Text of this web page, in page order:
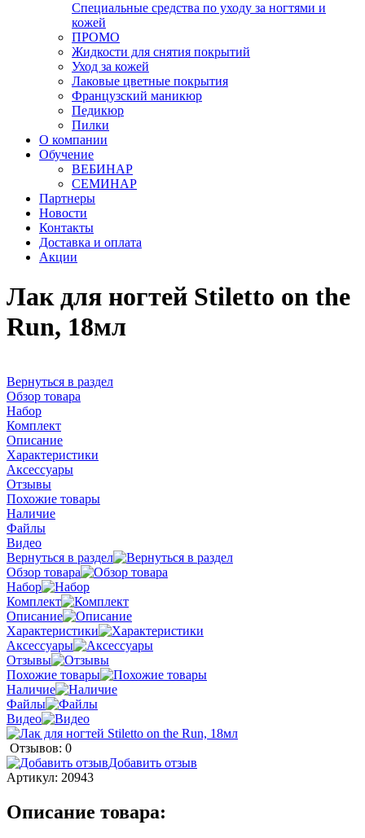
Специальные средства по уходу за ногтями и
кожей
ПРОМО
Жидкости для снятия покрытий
Уход за кожей
Лаковые цветные покрытия
Французский маникюр
Педикюр
Пилки
О компании
Обучение
ВЕБИНАР
СЕМИНАР
Партнеры
Новости
Контакты
Доставка и оплата
Акции
Лак для ногтей Stiletto on the
Run, 18мл
Вернуться в раздел
Обзор товара
Набор
Комплект
Описание
Характеристики
Аксессуары
Отзывы
Похожие товары
Наличие
Файлы
Видео
Вернуться в раздел
Обзор товара
Набор
Комплект
Описание
Характеристики
Аксессуары
Отзывы
Похожие товары
Наличие
Файлы
Видео
Отзывов: 0
Добавить отзыв
Артикул: 20943
Описание товара: